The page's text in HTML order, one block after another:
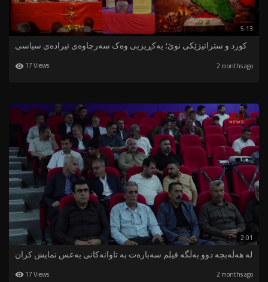
5:13
کورد و ستراتیژێکی نوێ؛ یەکڕیزیی وەک سەرچاوەی ئیرادەی سیاسی
17 Views 2 months ago
2:01
لە هەڵەبجە‌ دوو به‌ڵگه‌ فیلم سەبارەت بە تاوانەکانی بەعس نمایش كران
17 Views 2 months ago